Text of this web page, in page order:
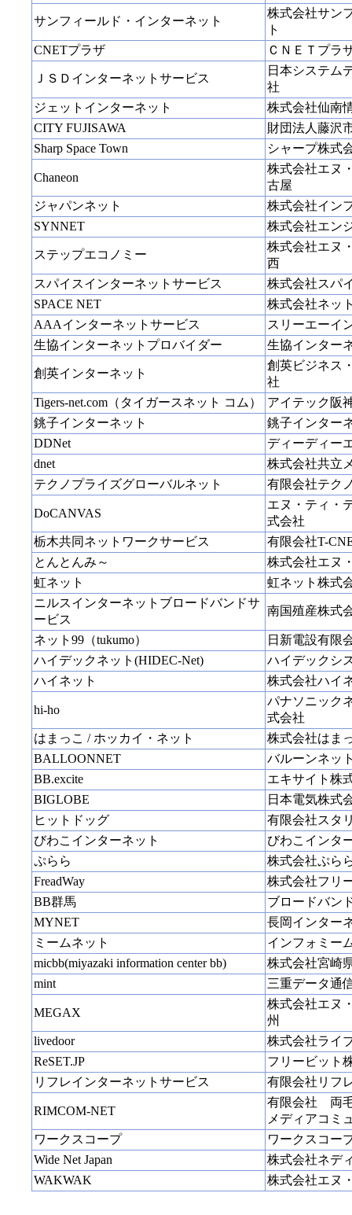
サンフィールド・インターネット
株式会社サン
ト
CNETプラザ
ＣＮＥＴプラ
ＪＳＤインターネットサービス
日本システム
社
ジェットインターネット
株式会社仙南
CITY FUJISAWA
財団法人藤沢
Sharp Space Town
シャープ株式
Chaneon
株式会社エヌ
古屋
ジャパンネット
株式会社イン
SYNNET
株式会社エン
ステップエコノミー
株式会社エヌ
西
スパイスインターネットサービス
株式会社スパ
SPACE NET
株式会社ネッ
AAAインターネットサービス
スリーエーイ
生協インターネットプロバイダー
生協インター
創英インターネット
創英ビジネス
社
Tigers-net.com（タイガースネット コム）
アイテック阪
銚子インターネット
銚子インター
DDNet
ディーディー
dnet
株式会社共立
テクノプライズグローバルネット
有限会社テク
DoCANVAS
エヌ・ティ・
式会社
栃木共同ネットワークサービス
有限会社T-
とんとんみ～
株式会社エヌ
虹ネット
虹ネット株式
ニルスインターネットブロードバンドサ
ービス
南国殖産株式
ネット99（tukumo）
日新電設有限
ハイデックネット(HIDEC-Net)
ハイデックシ
ハイネット
株式会社ハイ
hi-ho
パナソニック
式会社
はまっこ / ホッカイ・ネット
株式会社はま
BALLOONNET
バルーンネッ
BB.excite
エキサイト株
BIGLOBE
日本電気株式
ヒットドッグ
有限会社スタ
びわこインターネット
びわこインタ
ぷらら
株式会社ぷら
FreadWay
株式会社フリ
BB群馬
ブロードバン
MYNET
長岡インター
ミームネット
インフォミー
micbb(miyazaki information center bb)
株式会社宮崎
mint
三重データ通
MEGAX
株式会社エヌ
州
livedoor
株式会社ライ
ReSET.JP
フリービット
リフレインターネットサービス
有限会社リフ
RIMCOM-NET
有限会社 両
メディアコミ
ワークスコープ
ワークスコー
Wide Net Japan
株式会社ネデ
WAKWAK
株式会社エヌ